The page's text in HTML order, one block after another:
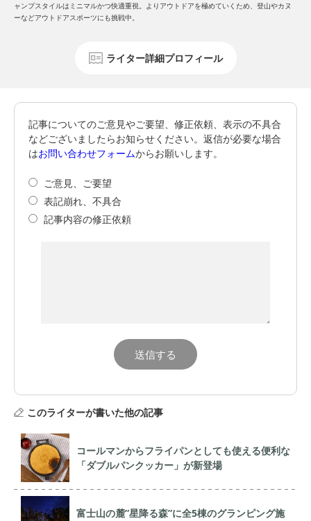
ャンプスタイルはミニマルかつ快適重視。よりアウトドアを極めていくため、登山やカヌ
ーなどアウトドアスポーツにも挑戦中。
ライター詳細プロフィール
記事についてのご意見やご要望、修正依頼、表示の不具合
などございましたらお知らせください。返信が必要な場合
はお問い合わせフォームからお願いします。
ご意見、ご要望
表記崩れ、不具合
記事内容の修正依頼
このライターが書いた他の記事
コールマンからフライパンとしても使える便利な
「ダブルパンクッカー」が新登場
富士山の麓”星降る森”に全5棟のグランピング施